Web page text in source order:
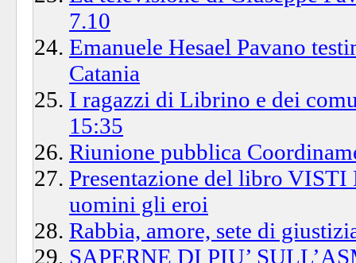
7.10
Emanuele Hesael Pavano
Catania
I ragazzi di Librino e dei
15:35
Riunione pubblica
Presentazione del libro
uomini gli eroi
Rabbia, amore, sete di
SAPERNE DI PIU’